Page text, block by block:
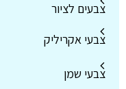
צבעים לציור
צבעי אקריליק
צבעי שמן